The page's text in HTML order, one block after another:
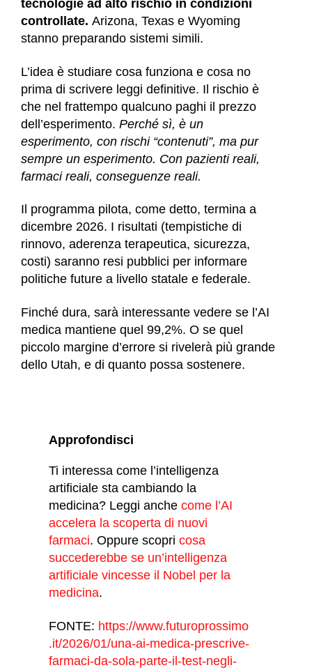
tecnologie ad alto rischio in condizioni
controllate. Arizona, Texas e Wyoming
stanno preparando sistemi simili.
L’idea è studiare cosa funziona e cosa no
prima di scrivere leggi definitive. Il rischio è
che nel frattempo qualcuno paghi il prezzo
dell’esperimento. Perché sì, è un
esperimento, con rischi “contenuti”, ma pur
sempre un esperimento. Con pazienti reali,
farmaci reali, conseguenze reali.
Il programma pilota, come detto, termina a
dicembre 2026. I risultati (tempistiche di
rinnovo, aderenza terapeutica, sicurezza,
costi) saranno resi pubblici per informare
politiche future a livello statale e federale.
Finché dura, sarà interessante vedere se l’AI
medica mantiene quel 99,2%. O se quel
piccolo margine d’errore si rivelerà più grande
dello Utah, e di quanto possa sostenere.
Approfondisci
Ti interessa come l’intelligenza
artificiale sta cambiando la
medicina? Leggi anche come l’AI
accelera la scoperta di nuovi
farmaci. Oppure scopri cosa
succederebbe se un’intelligenza
artificiale vincesse il Nobel per la
medicina.
FONTE: https://www.futuroprossimo
.it/2026/01/una-ai-medica-prescrive-
farmaci-da-sola-parte-il-test-negli-